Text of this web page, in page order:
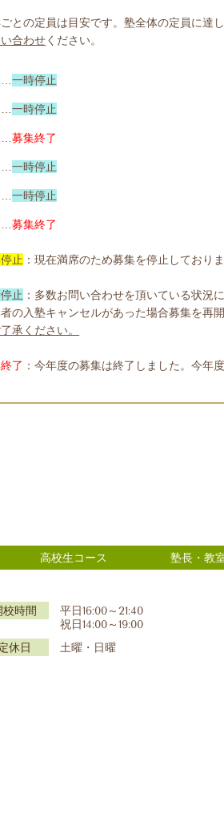
との定員は目安です。塾全体の定員に達
合わせください。
…一時停止
…一時停止
…募集終了
…一時停止
…一時停止
…募集終了
止 ：現在満席のため募集を停止しており
止 ： 多数お問い合わせを頂いている状況
の入塾キャンセルがあった場合募集を再開
承ください。
了 ：今年度の募集は終了しました。今年
高校生コース 塾長・教
校時間
平日16:00～21:40
祝日14:00～19:00
休日
土曜・日曜